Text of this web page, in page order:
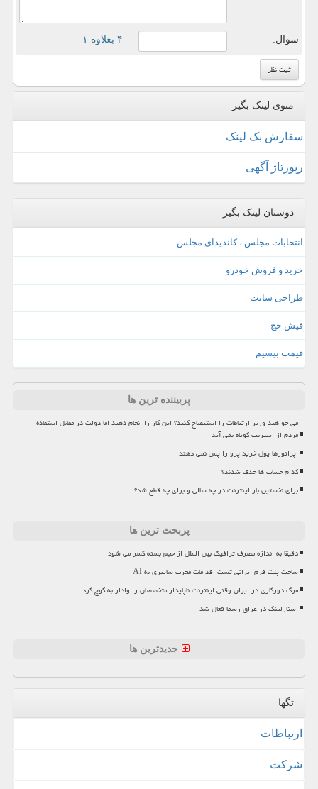
سوال: = ۴ بعلاوه ۱
منوی لینک بگیر
سفارش بک لینک
رپورتاژ آگهی
دوستان لینک بگیر
انتخابات مجلس ، کاندیدای مجلس
خرید و فروش خودرو
طراحی سایت
فیش حج
قیمت بیسیم
پربیننده ترین ها
می خواهید وزیر ارتباطات را استیضاح کنید؟ این کار را انجام دهید اما دولت در مقابل استفاده
مردم از اینترنت کوتاه نمی آید
اپراتورها پول خرید پرو را پس نمی دهند
کدام حساب ها حذف شدند؟
برای نخستین بار اینترنت در چه سالی و برای چه قطع شد؟
پربحث ترین ها
دقیقا به اندازه مصرف ترافیک بین الملل از حجم بسته کسر می شود
ساخت پلت فرم ایرانی تست اقدامات مخرب سایبری به AI
مرگ دورکاری در ایران وقتی اینترنت ناپایدار متخصصان را وادار به کوچ کرد
استارلینک در عراق رسما فعال شد
جدیدترین ها
تگها
ارتباطات
شركت